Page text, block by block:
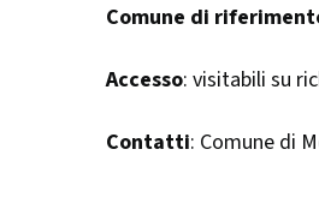
Comune di
Accesso: visitabili su
Contatti: Comune di